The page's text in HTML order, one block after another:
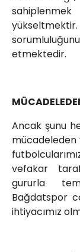
etmektedir.
Ancak şunu
vefakar
gururla
Bağdatspor
ihtiyacımız